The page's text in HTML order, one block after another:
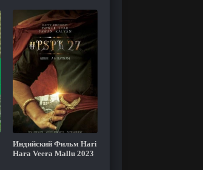
Индийский Фильм Hari
Hara Veera Mallu 2023